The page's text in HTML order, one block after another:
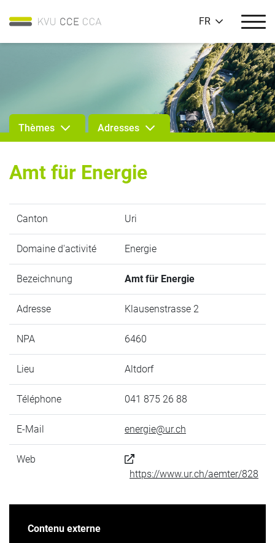
FR
Thèmes Adresses
Amt für Energie
Canton Uri
Domaine d'activité Energie
Bezeichnung Amt für Energie
Adresse Klausenstrasse 2
NPA 6460
Lieu Altdorf
Téléphone 041 875 26 88
E-Mail energie@ur.ch
Web
https://www.ur.ch/aemter/828
Contenu externe